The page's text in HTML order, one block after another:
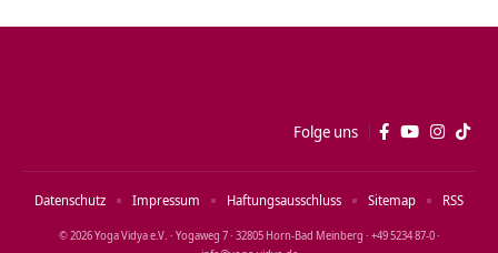
Folge uns
© 2026 Yoga Vidya e.V. · Yogaweg 7 · 32805 Horn‑Bad Meinberg · +49 5234 87‑0 ·
Datenschutz Impressum Haftungsausschluss Sitemap RSS